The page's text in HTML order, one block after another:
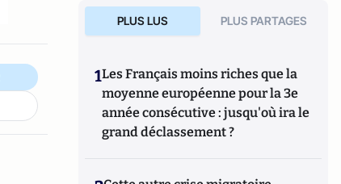
PLUS LUS PLUS PARTAGES
1Les Français moins riches que la
moyenne européenne pour la 3e
année consécutive : jusqu'où ira le
grand déclassement ?